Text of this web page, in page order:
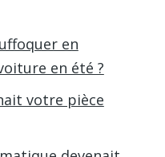
en
en été ?
votre pièce